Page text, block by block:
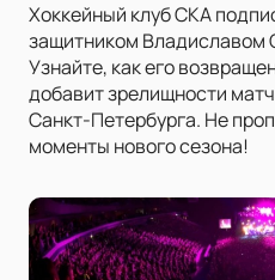
Хоккейный клуб СКА
защитником Владиславом
Узнайте, как его
добавит зрелищности
Санкт-Петербурга. Не
моменты нового сезона!